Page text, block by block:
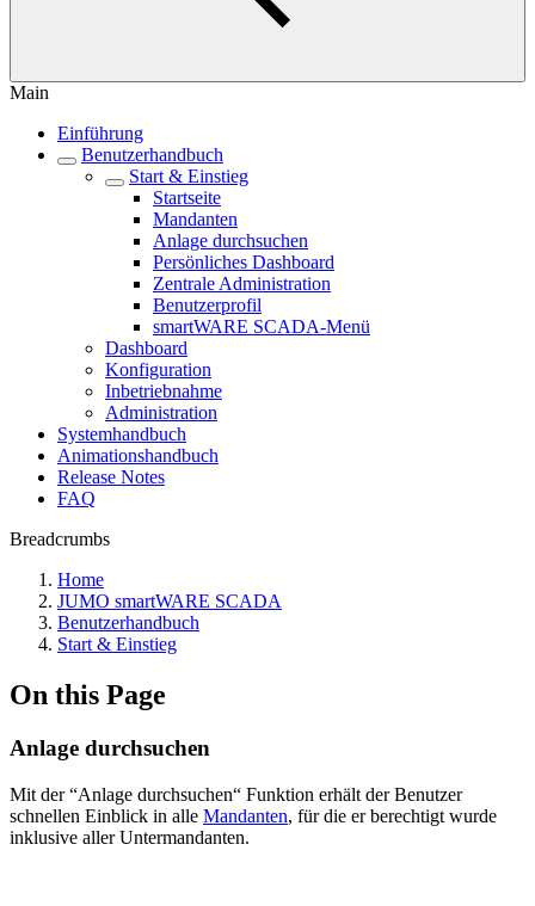
Main
Einführung
Benutzerhandbuch
Start & Einstieg
Startseite
Mandanten
Anlage durchsuchen
Persönliches Dashboard
Zentrale Administration
Benutzerprofil
smartWARE SCADA-Menü
Dashboard
Konfiguration
Inbetriebnahme
Administration
Systemhandbuch
Animationshandbuch
Release Notes
FAQ
Breadcrumbs
Home
JUMO smartWARE SCADA
Benutzerhandbuch
Start & Einstieg
On this Page
Anlage durchsuchen
Mit der “Anlage durchsuchen“ Funktion erhält der Benutzer
schnellen Einblick in alle Mandanten, für die er berechtigt wurde
inklusive aller Untermandanten.